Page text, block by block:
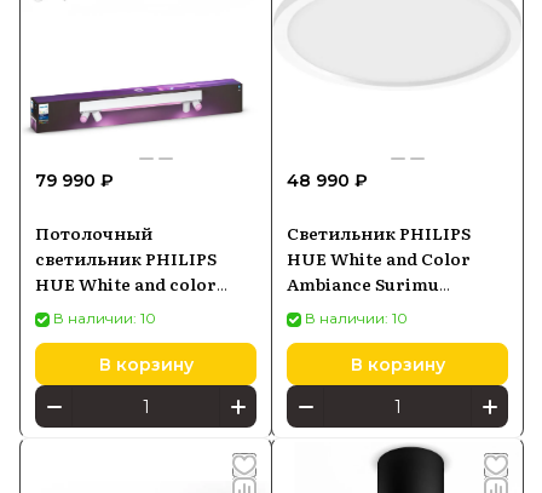
79 990 ₽
Потолочный
светильник PHILIPS
HUE White and color
Ambiance Centris
5060731P7, белый
В наличии: 10
В корзину
48 990 ₽
Светильник PHILIPS
HUE White and Color
Ambiance Surimu
929003598101, круглый
белый
В наличии: 10
В корзину